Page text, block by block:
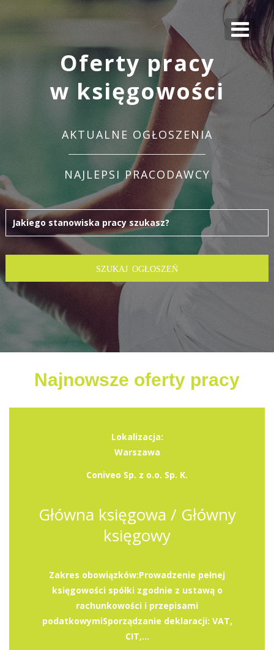
Oferty pracy
w księgowości
AKTUALNE OGŁOSZENIA
NAJLEPSI PRACODAWCY
Najnowsze oferty pracy
Lokalizacja:
Warszawa
Coniveo Sp. z o.o. Sp. K.
Główna księgowa / Główny
księgowy
Zakres obowiązków:Prowadzenie pełnej
księgowości spółki zgodnie z ustawą o
rachunkowości i przepisami
podatkowymiSporządzanie deklaracji: VAT,
CIT,...